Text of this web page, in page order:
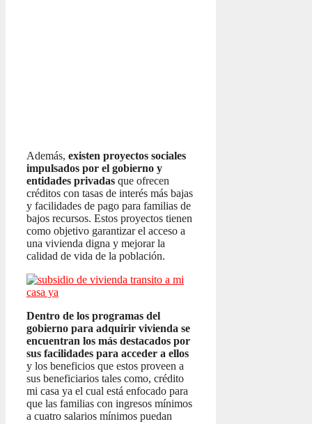
Además, existen proyectos sociales
impulsados por el gobierno y
entidades privadas que ofrecen
créditos con tasas de interés más bajas
y facilidades de pago para familias de
bajos recursos. Estos proyectos tienen
como objetivo garantizar el acceso a
una vivienda digna y mejorar la
calidad de vida de la población.
Dentro de los programas del
gobierno para adquirir vivienda se
encuentran los más destacados por
sus facilidades para acceder a ellos
y los beneficios que estos proveen a
sus beneficiarios tales como, crédito
mi casa ya el cual está enfocado para
que las familias con ingresos mínimos
a cuatro salarios mínimos puedan